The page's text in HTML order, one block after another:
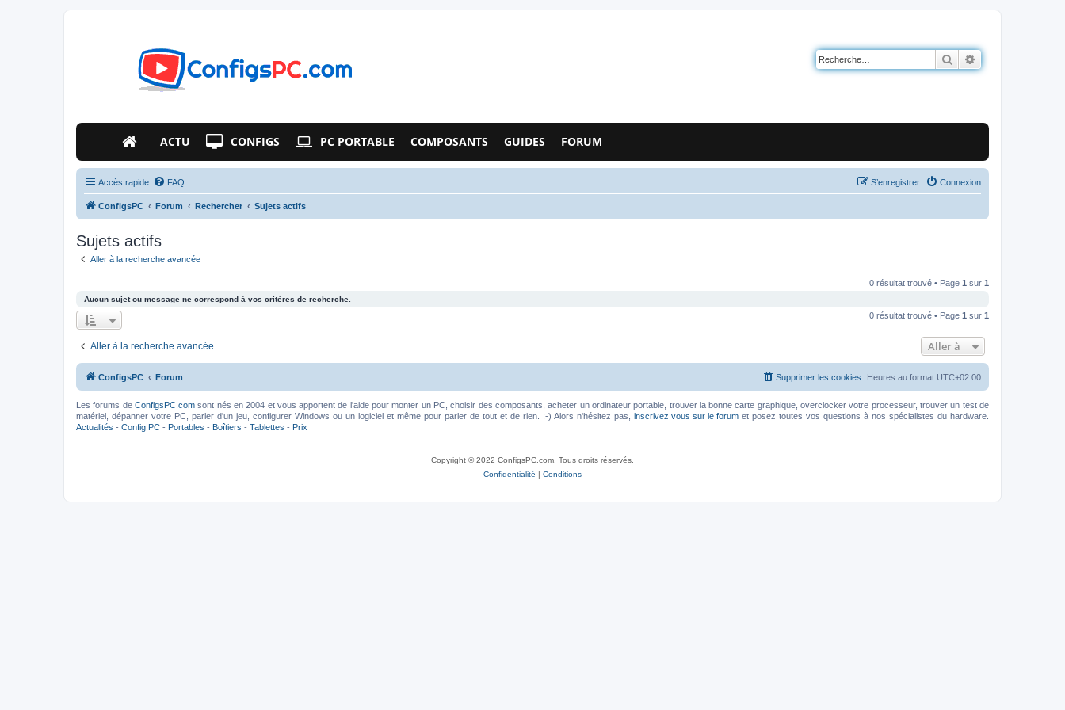
Rechercher
ACTU CONFIGS PC PORTABLE COMPOSANTS GUIDES FORUM
Accès rapide FAQ Connexion
S’enregistrer
ConfigsPC Forum Rechercher Sujets actifs
Sujets actifs
Aller à la recherche avancée
0 résultat trouvé • Page 1 sur 1
Aucun sujet ou message ne correspond à vos critères de recherche.
0 résultat trouvé • Page 1 sur 1
Aller à la recherche avancée Aller à
ConfigsPC Forum Heures au format UTC+02:00
Supprimer les cookies
Les forums de ConfigsPC.comsont nés en 2004 et vous apportent de l'aide pour monter un PC, choisir des composants, acheter un ordinateur portable, trouver la bonne carte graphique, overclocker votre processeur, trouver un test de
matériel, dépanner votre PC, parler d'un jeu, configurer Windows ou un logiciel et même pour parler de tout et de rien. :-) Alors n'hésitez pas, inscrivez vous sur le forum et posez toutes vos questions à nos spécialistes du hardware.
Actualités - Config PC - Portables - Boîtiers - Tablettes - Prix
Copyright © 2022 ConfigsPC.com. Tous droits réservés.
Confidentialité | Conditions